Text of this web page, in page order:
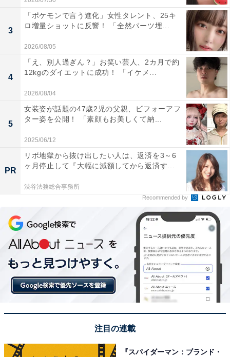
3
「ポケモンで言う進化」女性タレント、25キ
ロ増量ショットに反響！ 「全然パーツ埋...
2026/08/05
4
「え、別人過ぎん？」お笑い芸人、2カ月で約
12kgのダイエットに成功！ 「イケメ...
2026/08/04
5
女装姿が話題の47歳2児の父親、ビフォーアフ
ター姿を公開！ 「素顔もお美しくて納...
2025/06/12
PR
リボ地獄から抜け出したい人は、返済を3～6
ヶ月停止して『大幅に減額してから返済す...
渋谷法務総合事務所
Recommended by
注目の連載
『スパイダーマン：ブランド・